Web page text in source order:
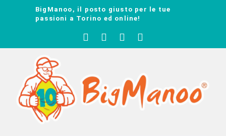
BigManoo, il posto giusto per le tue
passioni a Torino ed online!